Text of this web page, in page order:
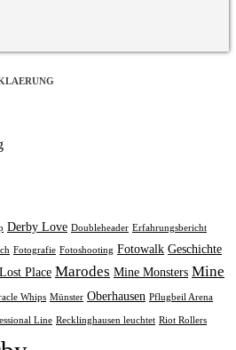
Derby Love Doubleheader Erfahrungsbericht
Fotografie Fotoshooting Fotowalk Geschichte
Lost Place Marodes Mine Monsters Mine
Whips Münster Oberhausen Pflugbeil Arena
Line Recklinghausen leuchtet Riot Rollers